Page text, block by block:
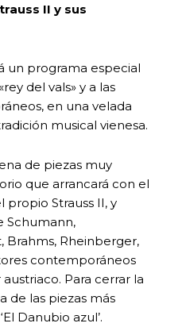
II y sus
un programa especial
del vals» y a las
en una velada
musical vienesa.
de piezas muy
que arrancará con el
propio Strauss II, y
Schumann,
Brahms, Rheinberger,
contemporáneos
Para cerrar la
de las piezas más
Danubio azul’.